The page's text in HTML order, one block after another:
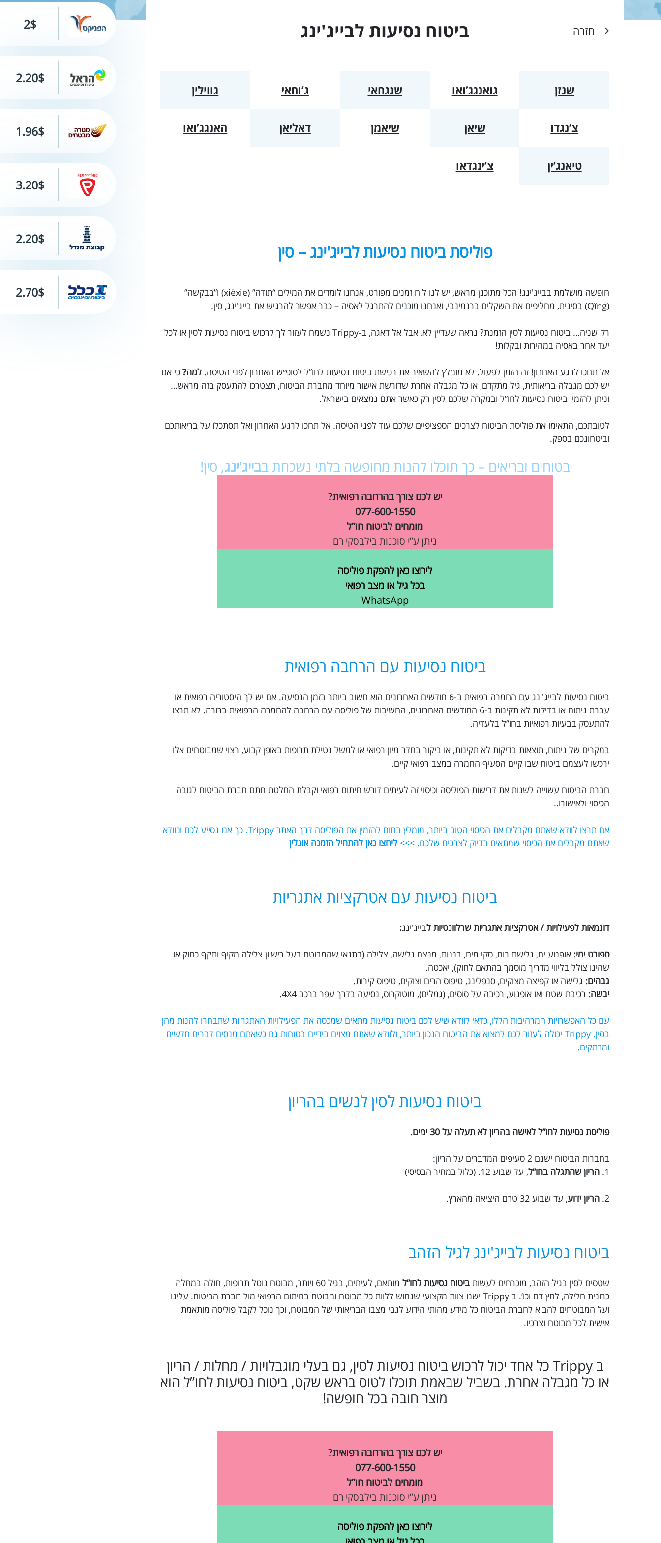
אוסטרליה - הפסיפיק
חזרה ביטוח נסיעות לבייג'ינג
שנזן גואנגג’ואו שנגחאי ג’וחאי גווילין
צ’נגדו שיאן שיאמן דאליאן האנגג’ואו
טיאנג’ין צ’ינגדאו
פוליסת ביטוח נסיעות לבייג'ינג – סין
חופשה מושלמת בבייג'ינג! הכל מתוכנן מראש, יש לנו לוח זמנים מפורט, אנחנו לומדים את המילים “תודה” (xièxie) ו”בבקשה”
(Qǐng) בסינית, מחליפים את השקלים ברנמינבי, ואנחנו מוכנים להתרגל לאסיה – כבר אפשר להרגיש את בייג'ינג, סין.
רק שניה… ביטוח נסיעות לסין הזמנת? נראה שעדיין לא, אבל אל דאגה, ב-Trippy נשמח לעזור לך לרכוש ביטוח נסיעות לסין או לכל
יעד אחר באסיה במהירות ובקלות!
אל תחכו לרגע האחרון! זה הזמן לפעול. לא מומלץ להשאיר את רכישת ביטוח נסיעות לחו”ל לסופ״ש האחרון לפני הטיסה. למה? כי אם
יש לכם מגבלה בריאותית, גיל מתקדם, או כל מגבלה אחרת שדורשת אישור מיוחד מחברת הביטוח, תצטרכו להתעסק בזה מראש…
וניתן להזמין ביטוח נסיעות לחו”ל ובמקרה שלכם לסין רק כאשר אתם נמצאים בישראל.
לטובתכם, התאימו את פוליסת הביטוח לצרכים הספציפיים שלכם עוד לפני הטיסה. אל תחכו לרגע האחרון ואל תסתכלו על בריאותכם
וביטחונכם בספק.
בטוחים ובריאים – כך תוכלו להנות מחופשה בלתי נשכחת בבייג'ינג, סין!
יש לכם צורך בהרחבה רפואית?
077-600-1550
מומחים לביטוח חו”ל
ניתן ע”י סוכנות בילבסקי רם
ליחצו כאן להפקת פוליסה
בכל גיל או מצב רפואי
WhatsApp
ביטוח נסיעות עם הרחבה רפואית
ביטוח נסיעות לבייג'ינג עם החמרה רפואית ב-6 חודשים האחרונים הוא חשוב ביותר בזמן הנסיעה. אם יש לך היסטוריה רפואית או
עברת ניתוח או בדיקות לא תקינות ב-6 החודשים האחרונים, החשיבות של פוליסה עם הרחבה להחמרה הרפואית ברורה. לא תרצו
להתעסק בבעיות רפואיות בחו”ל בלעדיה.
במקרים של ניתוח, תוצאות בדיקות לא תקינות, או ביקור בחדר מיון רפואי או למשל נטילת תרופות באופן קבוע, רצוי שמבוטחים אלו
ירכשו לעצמם ביטוח שבו קיים הסעיף החמרה במצב רפואי קיים.
חברת הביטוח עשוייה לשנות את דרישות הפוליסה וכיסוי זה לעיתים דורש חיתום רפואי וקבלת החלטת חתם חברת הביטוח לגובה
הכיסוי ולאישורו..
אם תרצו לוודא שאתם מקבלים את הכיסוי הטוב ביותר, מומלץ בחום להזמין את הפוליסה דרך האתר Trippy. כך אנו נסייע לכם ונוודא
שאתם מקבלים את הכיסוי שמתאים בדיוק לצרכים שלכם. >>> ליחצו כאן להתחיל הזמנה אונלין
ביטוח נסיעות עם אטרקציות אתגריות
דוגמאות לפעילויות / אטרקציות אתגריות שרלוונטיות לבייג'ינג:
ספורט ימי: אופנוע ים, גלישת רוח, סקי מים, בננות, מנצח גלישה, צלילה (בתנאי שהמבוטח בעל רישיון צלילה מקיף ותקף כחוק או
שהינו צולל בליווי מדריך מוסמך בהתאם לחוק), יאכטה.
גבהים: גלישה או קפיצה מצוקים, סנפלינג, טיפוס הרים וצוקים, טיפוס קירות.
יבשה: רכיבת שטח ואו אופנוע, רכיבה על סוסים, (גמלים), מוטוקרוס, נסיעה בדרך עפר ברכב 4X4.
עם כל האפשרויות המרהיבות הללו, כדאי לוודא שיש לכם ביטוח נסיעות מתאים שמכסה את הפעילויות האתגריות שתבחרו להנות מהן
בסין. Trippy יכולה לעזור לכם למצוא את הביטוח הנכון ביותר, ולוודא שאתם מצוים בידיים בטוחות גם כשאתם מנסים דברים חדשים
ומרתקים.
ביטוח נסיעות לסין לנשים בהריון
פוליסת נסיעות לחו”ל לאישה בהריון לא תעלה על 30 ימים.
בחברות הביטוח ישנם 2 סעיפים המדברים על הריון:
1. הריון שהתגלה בחו”ל, עד שבוע 12. (כלול במחיר הבסיסי)
2. הריון ידוע, עד שבוע 32 טרם היציאה מהארץ.
ביטוח נסיעות לבייג'ינג לגיל הזהב
שטסים לסין בגיל הזהב, מוכרחים לעשות ביטוח נסיעות לחו”ל
מותאם, לעיתים, בגיל 60 ויותר, מבוטח נוטל תרופות, חולה במחלה
כרונית חלילה, לחץ דם וכו’. ב Trippy ישנו צוות מקצועי שנחוש ללוות כל מבוטח ומבוטח בחיתום הרפואי מול חברת הביטוח. עלינו
ועל המבוטחים להביא לחברת הביטוח כל מידע מהותי הידוע לגבי מצבו הבריאותי של המבוטח, וכך נוכל לקבל פוליסה מותאמת
אישית לכל מבוטח וצרכיו.
ב Trippy כל אחד יכול לרכוש ביטוח נסיעות לסין, גם בעלי מוגבלויות / מחלות / הריון
או כל מגבלה אחרת. בשביל שבאמת תוכלו לטוס בראש שקט, ביטוח נסיעות לחו”ל הוא
מוצר חובה בכל חופשה!
יש לכם צורך בהרחבה רפואית?
077-600-1550
מומחים לביטוח חו”ל
ניתן ע”י סוכנות בילבסקי רם
ליחצו כאן להפקת פוליסה
2$
2.20$
1.96$
3.20$
2.20$
2.70$